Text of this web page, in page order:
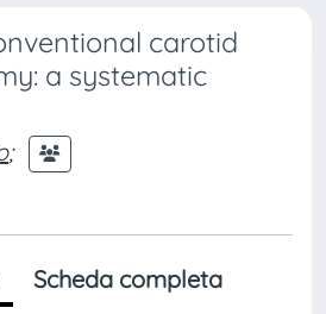
carotid
a systematic
;
Scheda completa